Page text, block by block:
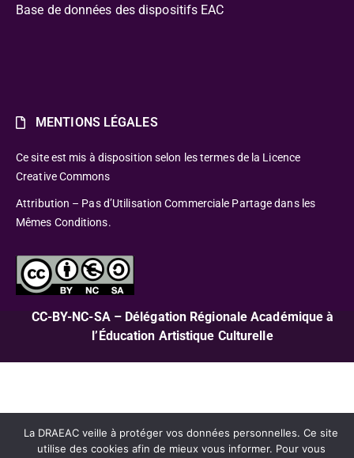
Base de données des dispositifs EAC
MENTIONS LÉGALES
Ce site est mis à disposition selon les termes de la Licence
Creative Commons
Attribution – Pas d’Utilisation Commerciale Partage dans les
Mêmes Conditions.
CC-BY-NC-SA – Délégation Régionale Académique à
l’Éducation Artistique Culturelle
La DRAEAC veille à protéger vos données personnelles. Ce site
utilise des cookies afin de mieux vous informer. Pour vous